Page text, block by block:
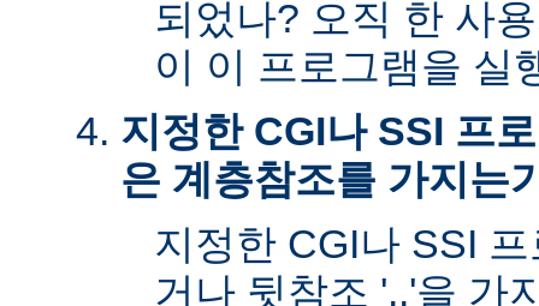
되었나? 오직 한 사
이 이 프로그램을 실
지정한 CGI나 SSI 프
은 계층참조를 가지는
지정한 CGI나 SSI
거나 뒷참조 '..'을 가